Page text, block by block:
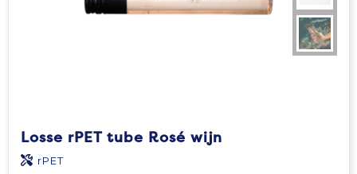
Losse rPET tube Rosé wijn
rPET